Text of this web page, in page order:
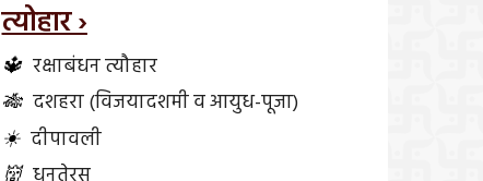
त्योहार ›
🔱 रक्षाबंधन त्यौहार
🎋 दशहरा (विजयादशमी व आयुध-पूजा)
☀️ दीपावली